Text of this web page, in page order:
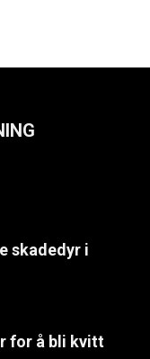
skadedyr i
for å bli kvitt